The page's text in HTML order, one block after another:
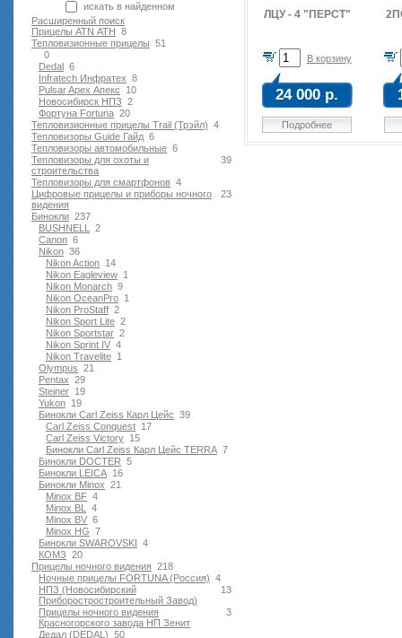
искать в найденном
Расширенный поиск
8
Прицелы ATN АТН
51
Тепловизионные прицелы
0
6
Dedal
8
Infratech Инфратех
10
Pulsar Apex Апекс
2
Новосибирск НПЗ
20
Фортуна Fortuna
4
Тепловизионные прицелы Trail (Трэйл)
6
Тепловизоры Guide Гайд
6
Тепловизоры автомобильные
39
Тепловизоры для охоты и
строительства
4
Тепловизоры для смартфонов
23
Цифровые прицелы и приборы ночного
видения
237
Бинокли
2
BUSHNELL
6
Canon
36
Nikon
14
Nikon Action
1
Nikon Eagleview
9
Nikon Monarch
1
Nikon OceanPro
2
Nikon ProStaff
2
Nikon Sport Lite
2
Nikon Sportstar
4
Nikon Sprint IV
1
Nikon Travelite
21
Olympus
29
Pentax
19
Steiner
19
Yukon
39
Бинокли Carl Zeiss Карл Цейс
17
Carl Zeiss Conquest
15
Carl Zeiss Victory
7
Бинокли Carl Zeiss Карл Цейс TERRA
5
Бинокли DOCTER
16
Бинокли LEICA
21
Бинокли Minox
4
Minox BF
4
Minox BL
6
Minox BV
7
Minox HG
4
Бинокли SWAROVSKI
20
КОМЗ
218
Прицелы ночного видения
4
Ночные прицелы FORTUNA (Россия)
13
НПЗ (Новосибирский
Приборостростроительный Завод)
3
Прицелы ночного видения
Красногорского завода НП Зенит
50
Дедал (DEDAL)
ЛЦУ - 4 "ПЕРСТ"
В корзину
24 000 р.
Подробнее